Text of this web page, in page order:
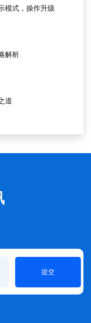
模式，操作升级
解析
道
提交